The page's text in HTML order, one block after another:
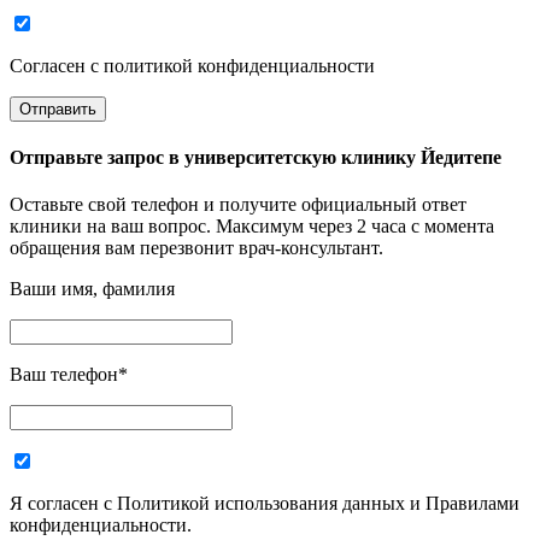
Согласен с политикой конфиденциальности
Отправьте запрос в университетскую клинику Йедитепе
Оставьте свой телефон и получите официальный ответ
клиники на ваш вопрос. Максимум через 2 часа с момента
обращения вам перезвонит врач-консультант.
Ваши имя, фамилия
Ваш телефон*
Я согласен с Политикой использования данных и Правилами
конфиденциальности.